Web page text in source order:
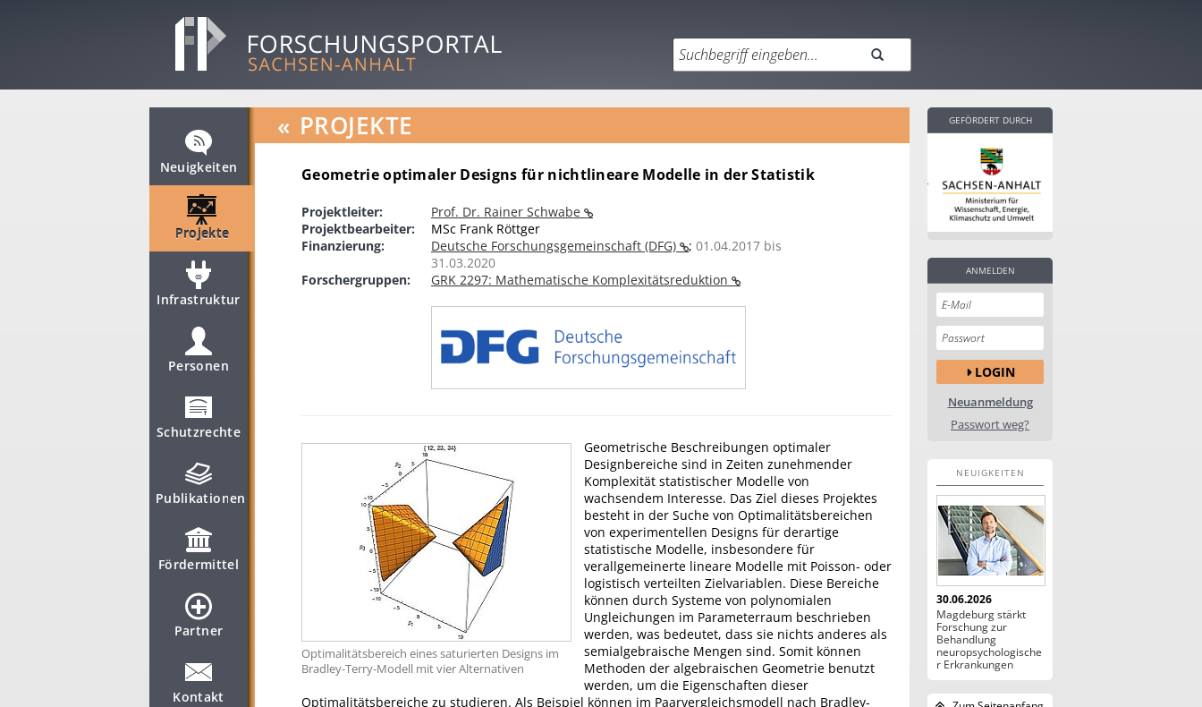
Neuigkeiten
Projekte
Infrastruktur
Personen
Schutzrechte
Publikationen
Fördermittel
Partner
Kontakt
« PROJEKTE
Geometrie optimaler Designs für nichtlineare Modelle in der Statistik
Projektleiter:
Prof. Dr. Rainer Schwabe
Projektbearbeiter:
MSc Frank Röttger
Finanzierung:
Deutsche Forschungsgemeinschaft (DFG) ; 01.04.2017 bis
31.03.2020
Forschergruppen:
GRK 2297: Mathematische Komplexitätsreduktion
Optimalitätsbereich eines saturierten Designs im
Bradley-Terry-Modell mit vier Alternativen
Geometrische Beschreibungen optimaler
Designbereiche sind in Zeiten zunehmender
Komplexität statistischer Modelle von
wachsendem Interesse. Das Ziel dieses Projektes
besteht in der Suche von Optimalitätsbereichen
von experimentellen Designs für derartige
statistische Modelle, insbesondere für
verallgemeinerte lineare Modelle mit Poisson- oder
logistisch verteilten Zielvariablen. Diese Bereiche
können durch Systeme von polynomialen
Ungleichungen im Parameterraum beschrieben
werden, was bedeutet, dass sie nichts anderes als
semialgebraische Mengen sind. Somit können
Methoden der algebraischen Geometrie benutzt
werden, um die Eigenschaften dieser
Optimalitätsbereiche zu studieren. Als Beispiel können im Paarvergleichsmodell nach Bradley-
GEFÖRDERT DURCH
ANMELDEN
LOGIN
Neuanmeldung
Passwort weg?
NEUIGKEITEN
30.06.2026
Magdeburg stärkt
Forschung zur
Behandlung
neuropsychologische
r Erkrankungen